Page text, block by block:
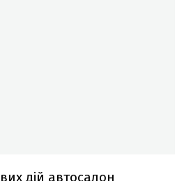
дій автосалон